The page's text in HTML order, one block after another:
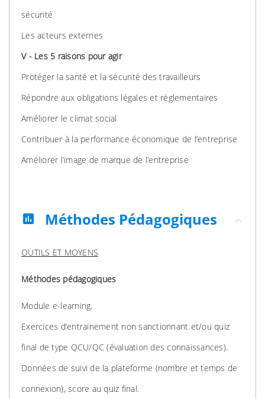
sécurité
Les acteurs externes
V - Les 5 raisons pour agir
Protéger la santé et la sécurité des travailleurs
Répondre aux obligations légales et réglementaires
Améliorer le climat social
Contribuer à la performance économique de l’entreprise
Améliorer l’image de marque de l’entreprise
assessment Méthodes Pédagogiques
OUTILS ET MOYENS
Méthodes pédagogiques
Module e-learning.
Exercices d’entrainement non sanctionnant et/ou quiz
final de type QCU/QC (évaluation des connaissances).
Données de suivi de la plateforme (nombre et temps de
connexion), score au quiz final.